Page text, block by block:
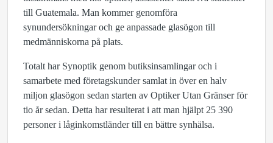
till Guatemala. Man kommer genomföra
synundersökningar och ge anpassade glasögon till
medmänniskorna på plats.
Totalt har Synoptik genom butiksinsamlingar och i
samarbete med företagskunder samlat in över en halv
miljon glasögon sedan starten av Optiker Utan Gränser för
tio år sedan. Detta har resulterat i att man hjälpt 25 390
personer i låginkomstländer till en bättre synhälsa.